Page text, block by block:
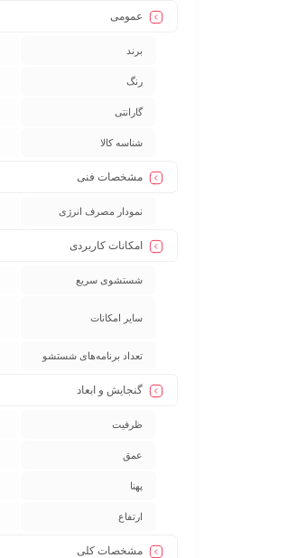
عمومی
برند
رنگ
گارانتی
شناسه کالا
مشخصات فنی
نمودار مصرف انرژی
امکانات کاربردی
شستشوی سریع
سایر امکانات
تعداد برنامه‌های شستشو
گنجایش و ابعاد
ظرفیت
عمق
پهنا
ارتفاع
مشخصات کلی